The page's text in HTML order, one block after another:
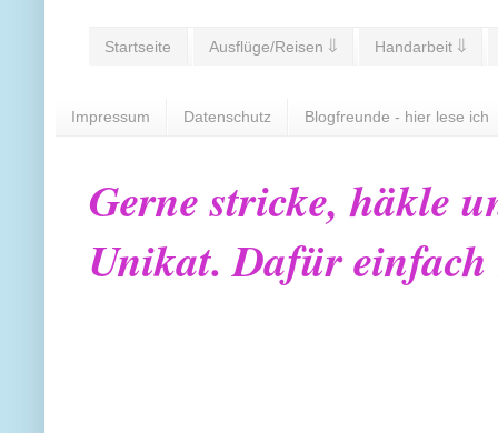
Startseite Ausflüge/Reisen ⇓ Handarbeit ⇓
Impressum Datenschutz Blogfreunde - hier lese ich
Gerne stricke, häkle
Unikat. Dafür